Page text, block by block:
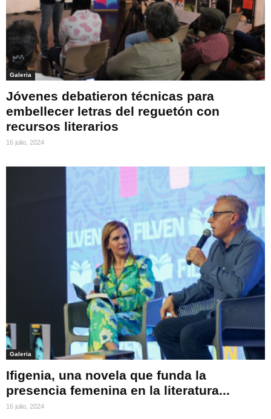
Galeria
Jóvenes debatieron técnicas para
embellecer letras del reguetón con
recursos literarios
16 julio, 2024
Galeria
Ifigenia, una novela que funda la
presencia femenina en la literatura...
16 julio, 2024